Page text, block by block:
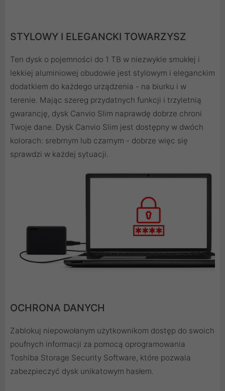
STYLOWY I ELEGANCKI TOWARZYSZ
Ten dysk o pojemności do 1 TB w niezwykle smukłej i
lekkiej aluminiowej obudowie jest stylowym i eleganckim
dodatkiem do każdego urządzenia - na biurku i w
terenie. Mając szereg przydatnych funkcji i trzyletnią
gwarancję, dysk Canvio Slim naprawdę dobrze chroni
Twoje dane. Dysk Canvio Slim jest dostępny w dwóch
kolorach: srebrnym lub czarnym - dobrze więc się
sprawdzi w każdej sytuacji.
OCHRONA DANYCH
Zablokuj niepowołanym użytkownikom dostęp do swoich
poufnych informacji za pomocą oprogramowania
Toshiba Storage Security Software, które pozwala
zabezpieczyć dysk unikatowym hasłem.